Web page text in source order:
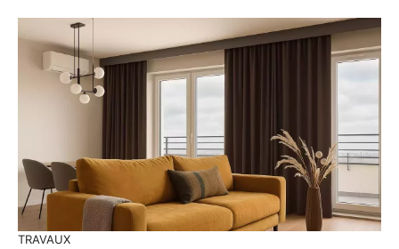
TRAVAUX